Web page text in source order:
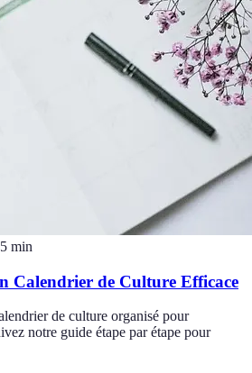
5 min
Calendrier de Culture Efficace
de culture organisé pour
notre guide étape par étape pour